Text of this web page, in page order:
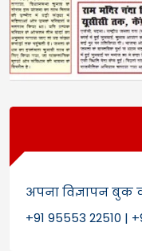
अपना विज्ञापन
+91 95553 22510 |